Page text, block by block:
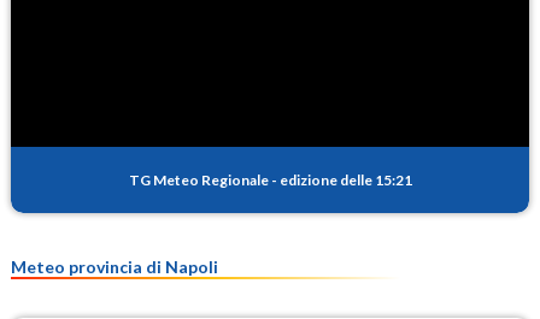
PM25
TG Meteo Regionale - edizione delle 15:21
Meteo provincia di Napoli